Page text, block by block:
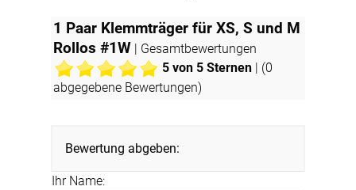
1 Paar Klemmträger für XS, S und M
Rollos #1W | Gesamtbewertungen
5 von 5 Sternen | (0
abgegebene Bewertungen)
Bewertung abgeben:
Ihr Name: